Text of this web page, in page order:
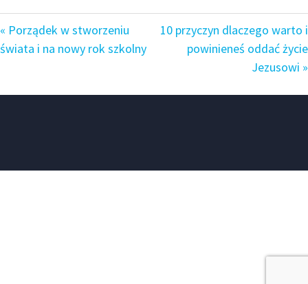
« Porządek w stworzeniu
świata i na nowy rok szkolny
10 przyczyn dlaczego warto i
powinieneś oddać życie
Jezusowi »